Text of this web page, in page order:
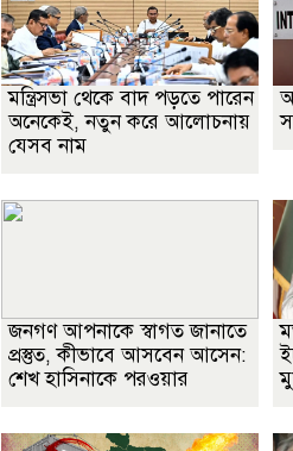
মন্ত্রিসভা থেকে বাদ পড়তে পারেন
অনেকেই, নতুন করে আলোচনায়
যেসব নাম
জনগণ আপনাকে স্বাগত জানাতে
প্রস্তুত, কীভাবে আসবেন আসেন:
শেখ হাসিনাকে পরওয়ার